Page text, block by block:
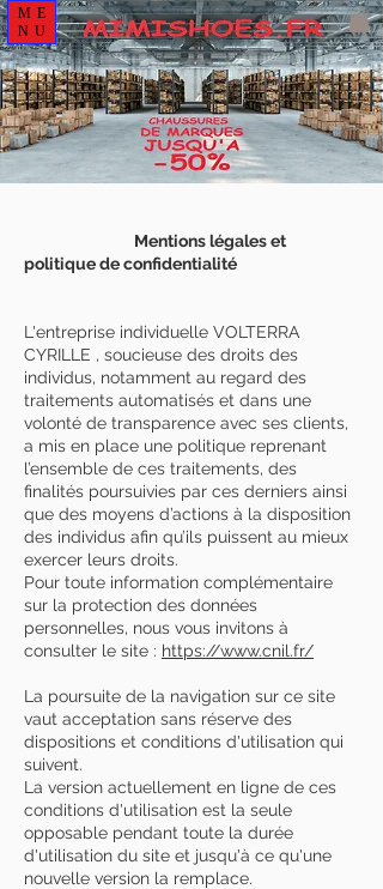
ME
NU
Mentions légales et
politique de confidentialité
L'entreprise individuelle VOLTERRA
CYRILLE , soucieuse des droits des
individus, notamment au regard des
traitements automatisés et dans une
volonté de transparence avec ses clients,
a mis en place une politique reprenant
l’ensemble de ces traitements, des
finalités poursuivies par ces derniers ainsi
que des moyens d’actions à la disposition
des individus afin qu’ils puissent au mieux
exercer leurs droits.
Pour toute information complémentaire
sur la protection des données
personnelles, nous vous invitons à
consulter le site : https://www.cnil.fr/
La poursuite de la navigation sur ce site
vaut acceptation sans réserve des
dispositions et conditions d'utilisation qui
suivent.
La version actuellement en ligne de ces
conditions d'utilisation est la seule
opposable pendant toute la durée
d'utilisation du site et jusqu'à ce qu'une
nouvelle version la remplace.